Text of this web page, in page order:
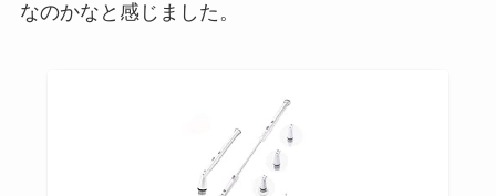
なのかなと感じました。